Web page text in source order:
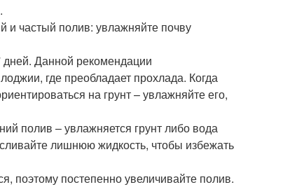
и частый полив: увлажняйте почву
дней. Данной рекомендации
где преобладает прохлада. Когда
на грунт – увлажняйте его,
полив – увлажняется грунт либо вода
лишнюю жидкость, чтобы избежать
поэтому постепенно увеличивайте полив.